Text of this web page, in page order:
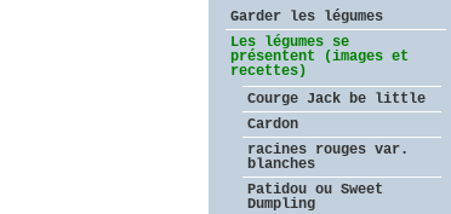
Garder les légumes
Les légumes se
présentent (images et
recettes)
Courge Jack be little
Cardon
racines rouges var.
blanches
Patidou ou Sweet
Dumpling